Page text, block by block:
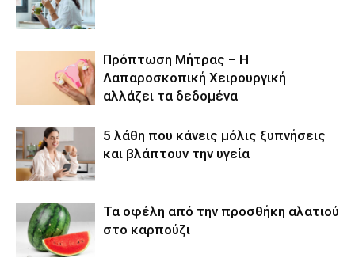
Πρόπτωση Μήτρας – Η
Λαπαροσκοπική Χειρουργική
αλλάζει τα δεδομένα
5 λάθη που κάνεις μόλις ξυπνήσεις
και βλάπτουν την υγεία
Τα οφέλη από την προσθήκη αλατιού
στο καρπούζι